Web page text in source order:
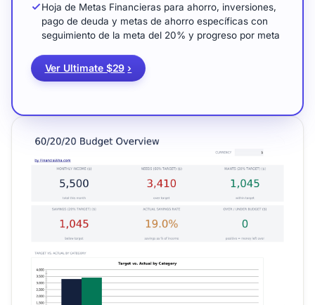
Hoja de Metas Financieras para ahorro, inversiones,
pago de deuda y metas de ahorro específicas con
seguimiento de la meta del 20% y progreso por meta
Ver Ultimate $29 ›